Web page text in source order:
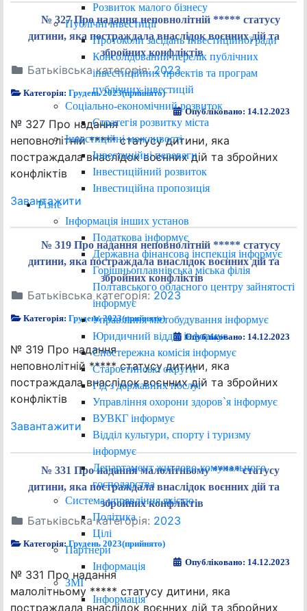
Розвиток малого бізнесу
Публічні інвестиції
Протоколи засідань Інвестиційної ради
Консолідований перелік публічних
інвестиційних проектів та програм
публічних інвестицій
Соціально-економічний розвиток
Стратегія розвитку міста
Інвестиційні можливості
Інвестиційні переваги
Інвестиційний розвиток
Інвестиційна пропозиція
Різне
Інформація інших установ
Податкова інформує
Державна фінансова інспекція інформує
Горішньоплавнівська міська філія
Полтавського обласного центру зайнятості
інформує
Управління містобудування інформує
Юридичний відділ інформує
Спостережна комісія інформує
Старостинські округи
Гід з державних послуг
Управління охорони здоров`я інформує
ВУВКГ інформує
Відділ культури, спорту і туризму
інформує
Департамент житлово-комунального
господарства
Система управління якістю
Політика
Цілі
Партнери
Інформація
ЗМІ
Інформація
№ 327 Про надання неповнолітній ***** статусу
дитини, яка постраждала внаслідок воєнних дій та
збройних конфліктів
Батьківська категорія:2023
Категорія:Грудень 2023(прийнято)
Опубліковано: 14.12.2023
№ 327 Про надання
неповнолітній ***** статусу дитини, яка
постраждала внаслідок воєнних дій та збройних
конфліктів
Завантажити
№ 319 Про надання неповнолітній ***** статусу
дитини, яка постраждала внаслідок воєнних дій та
збройних конфліктів
Батьківська категорія: 2023
Категорія:Грудень 2023(прийнято)
Опубліковано: 14.12.2023
№ 319 Про надання
неповнолітній ***** статусу дитини, яка
постраждала внаслідок воєнних дій та збройних
конфліктів
Завантажити
№ 331 Про надання малолітньому ***** статусу
дитини, яка постраждала внаслідок воєнних дій та
збройних конфліктів
Батьківська категорія: 2023
Категорія:Грудень 2023(прийнято)
Опубліковано: 14.12.2023
№ 331 Про надання
малолітньому ***** статусу дитини, яка
постраждала внаслідок воєнних дій та збройних